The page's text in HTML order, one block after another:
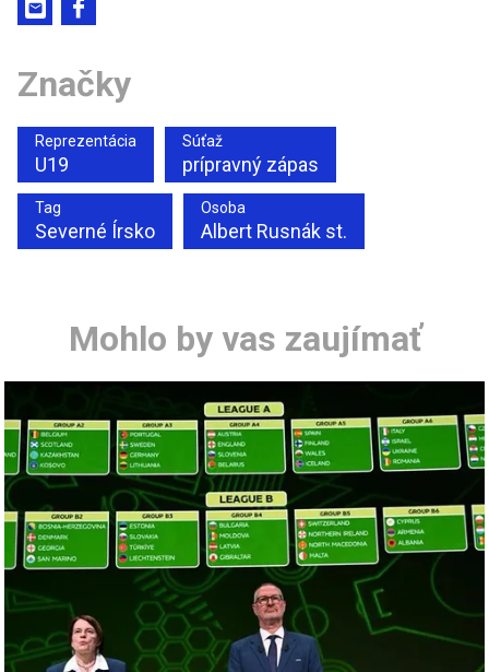
Značky
Reprezentácia
U19
Súťaž
prípravný zápas
Tag
Severné Írsko
Osoba
Albert Rusnák st.
Mohlo by vas zaujímať